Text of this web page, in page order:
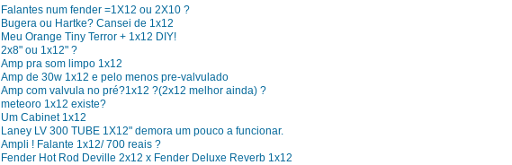
Falantes num fender =1X12 ou 2X10 ?
Bugera ou Hartke? Cansei de 1x12
Meu Orange Tiny Terror + 1x12 DIY!
2x8" ou 1x12" ?
Amp pra som limpo 1x12
Amp de 30w 1x12 e pelo menos pre-valvulado
Amp com valvula no pré?1x12 ?(2x12 melhor ainda) ?
meteoro 1x12 existe?
Um Cabinet 1x12
Laney LV 300 TUBE 1X12" demora um pouco a funcionar.
Ampli ! Falante 1x12/ 700 reais ?
Fender Hot Rod Deville 2x12 x Fender Deluxe Reverb 1x12